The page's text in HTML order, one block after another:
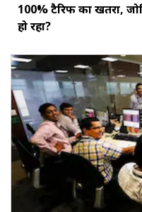
100% टैरिफ का खतरा,
हो रहा?